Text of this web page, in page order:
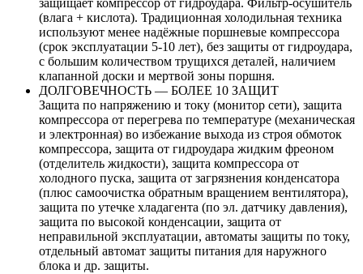
защищает компрессор от гидроудара. Фильтр-осушитель
(влага + кислота). Традиционная холодильная техника
используют менее надёжные поршневые компрессора
(срок эксплуатации 5-10 лет), без защиты от гидроудара,
с большим количеством трущихся деталей, наличием
клапанной доски и мертвой зоны поршня.
ДОЛГОВЕЧНОСТЬ — БОЛЕЕ 10 ЗАЩИТ
Защита по напряжению и току (монитор сети), защита
компрессора от перегрева по температуре (механическая
и электронная) во избежание выхода из строя обмоток
компрессора, защита от гидроудара жидким фреоном
(отделитель жидкости), защита компрессора от
холодного пуска, защита от загрязнения конденсатора
(плюс самоочистка обратным вращением вентилятора),
защита по утечке хладагента (по эл. датчику давления),
защита по высокой конденсации, защита от
неправильной эксплуатации, автоматы защиты по току,
отдельный автомат защиты питания для наружного
блока и др. защиты.